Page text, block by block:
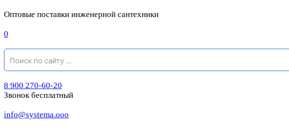
Оптовые поставки инженерной сантехники
0
8 900 270-60-20
Звонок бесплатный
info@systema.ooo